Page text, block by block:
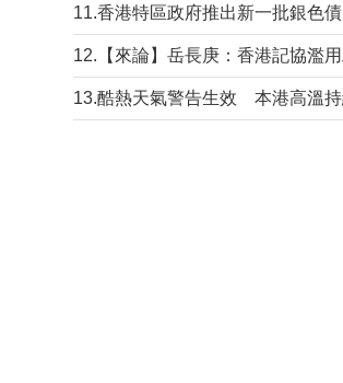
13.酷熱天氣警告生效 本港高溫持